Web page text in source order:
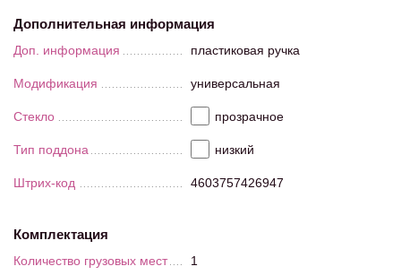
Дополнительная информация
Доп. информация пластиковая ручка
Модификация универсальная
Стекло прозрачное
Тип поддона низкий
Штрих-код 4603757426947
Комплектация
Количество грузовых мест 1